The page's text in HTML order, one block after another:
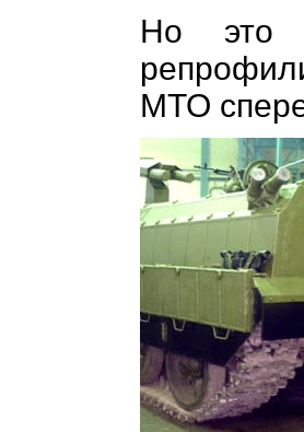
Но это
МТО